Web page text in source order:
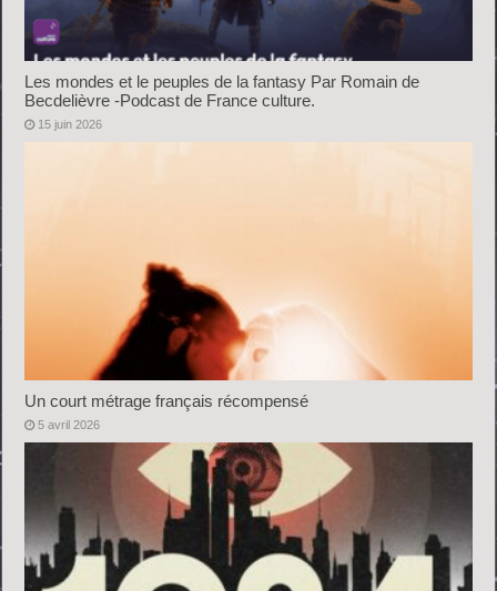
Les mondes et le peuples de la fantasy Par Romain de
Becdelièvre -Podcast de France culture.
15 juin 2026
Un court métrage français récompensé
5 avril 2026